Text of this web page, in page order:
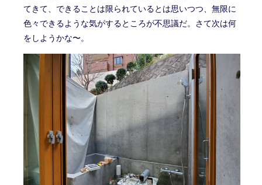
てきて、できることは限られているとは思いつつ、無限に
色々できるような気がするところが不思議だ。さて次は何
をしようかな〜。